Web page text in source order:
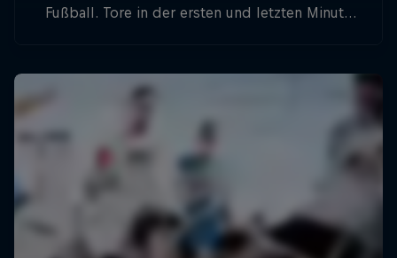
Fußball. Tore in der ersten und letzten Minute